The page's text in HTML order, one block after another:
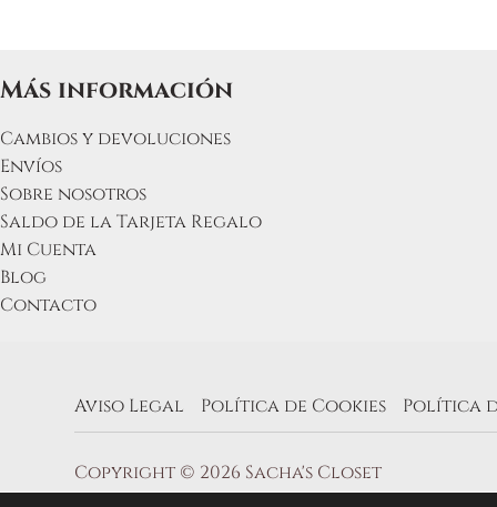
Más información
Cambios y devoluciones
Envíos
Sobre nosotros
Saldo de la Tarjeta Regalo
Mi Cuenta
Blog
Contacto
Aviso Legal Política de Cookies Política
Copyright © 2026 Sacha's Closet